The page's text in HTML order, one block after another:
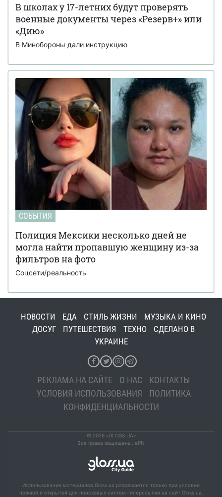
В школах у 17-летних будут проверять
военные документы через «Резерв+» или
«Дию»
В Минобороны дали инструкцию
СОБЫТИЯ
Полиция Мексики несколько дней не
могла найти пропавшую женщину из-за
фильтров на фото
Соцсети/реальность
НОВОСТИ ЕДА СТИЛЬ ЖИЗНИ
МУЗЫКА И КИНО
ДОСУГ
ПУТЕШЕСТВИЯ ТЕХНО
СДЕЛАНО В
УКРАИНЕ
РЕКЛАМА НА САЙТЕ О НАС
КОНТАКТЫ
УСЛОВИЯ ИСПОЛЬЗОВАНИЯ
ПОЛИТИКА
КОНФИДЕНЦИАЛЬНОСТИ
© 2026 «GLOSS.UA»
Все права защищены. ePN
Использование материалов Gloss.ua разрешается только при условии
прямой и открытой для поисковых систем гиперссылки на сайт Gloss.ua.